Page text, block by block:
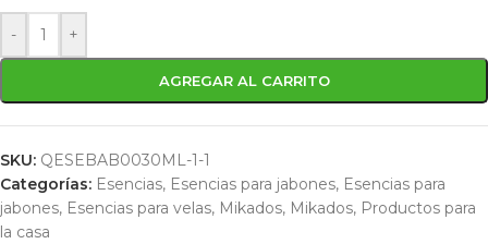
- +
AGREGAR AL CARRITO
SKU: QESEBAB0030ML-1-1
Categorías: Esencias, Esencias para jabones, Esencias para
jabones, Esencias para velas, Mikados, Mikados, Productos para
la casa